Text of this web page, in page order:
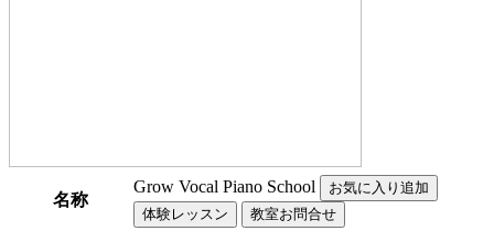
名称
Grow Vocal Piano School